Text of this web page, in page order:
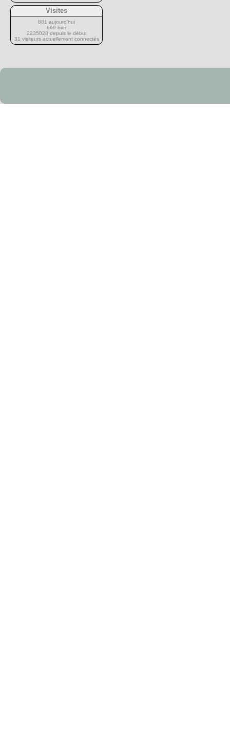
Visites
881 aujourd’hui
669 hier
2235028 depuis le début
31 visiteurs actuellement connectés